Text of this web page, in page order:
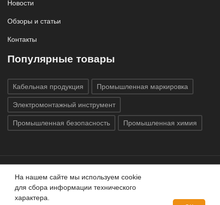
Новости
Обзоры и статьи
Контакты
Популярные товары
Кабельная продукция Промышленная маркировка
Электромонтажный инструмент
Промышленная безопасность Промышленная химия
Все права защищены © 2020 ГК «Индатэк»
защищены.Использование материалов с сайта запрещено.
Данный сайт не является публичной офертой, определяемой
На нашем сайте мы используем cookie
для сбора информации технического
характера.